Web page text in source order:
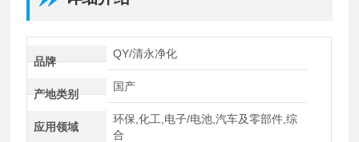
品牌
QY/清永净化
产地类别
国产
应用领域
环保,化工,电子/电池,汽车及零部件,综
合